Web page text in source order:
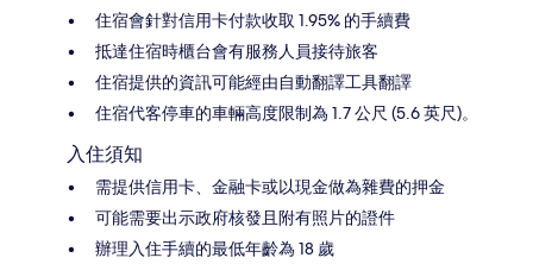
住宿會針對信用卡付款收取 1.95% 的手續費
抵達住宿時櫃台會有服務人員接待旅客
住宿提供的資訊可能經由自動翻譯工具翻譯
住宿代客停車的車輛高度限制為 1.7 公尺 (5.6 英尺)。
入住須知
需提供信用卡、金融卡或以現金做為雜費的押金
可能需要出示政府核發且附有照片的證件
辦理入住手續的最低年齡為 18 歲